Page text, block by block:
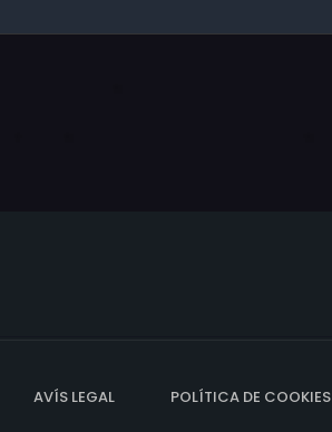
AVÍS LEGAL POLÍTICA DE COOKIES